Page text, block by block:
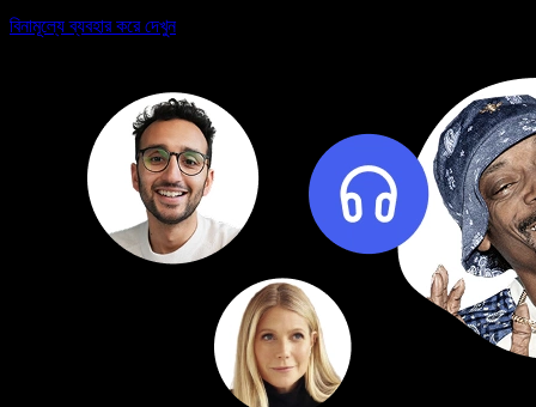
বিনামূল্যে ব্যবহার করে দেখুন